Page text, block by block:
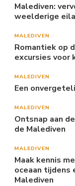
Malediven:
weelderige
MALEDIVEN
Romantiek op
excursies voor
MALEDIVEN
Een
MALEDIVEN
Ontsnap aan
de Malediven
MALEDIVEN
Maak kennis
oceaan tijdens
Malediven